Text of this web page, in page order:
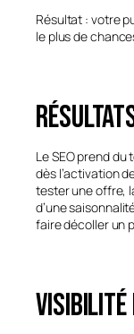
Résultat : votre
le plus de
Le SEO prend du
dès l’activation
tester une offre,
d’une
faire décoller un
Visibilité